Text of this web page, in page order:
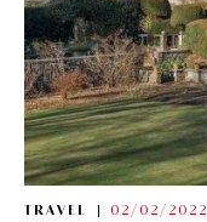
TRAVEL 02/02/2022